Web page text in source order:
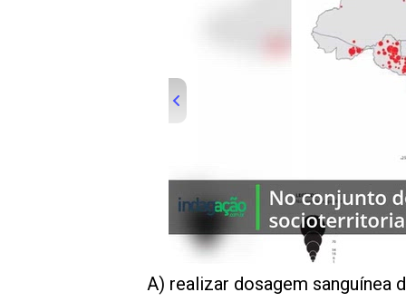
indagacao
A) realizar dosagem sanguínea